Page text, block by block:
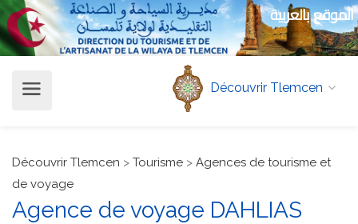
الموقع بالعربية
Découvrir Tlemcen
Découvrir Tlemcen > Tourisme > Agences de tourisme et
de voyage
Agence de voyage DAHLIAS